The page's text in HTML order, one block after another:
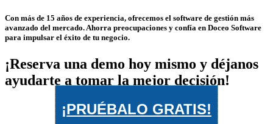
Con más de 15 años de experiencia, ofrecemos el software de gestión más
avanzado del mercado. Ahorra preocupaciones y confía en Doceo Software
para impulsar el éxito de tu negocio.
¡Reserva una demo hoy mismo y déjanos
ayudarte a tomar la mejor decisión!
¡PRUÉBALO GRATIS!